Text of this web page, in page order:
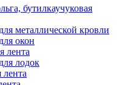
бутилкаучуковая
металлической кровли
окон
лента
лодок
лента